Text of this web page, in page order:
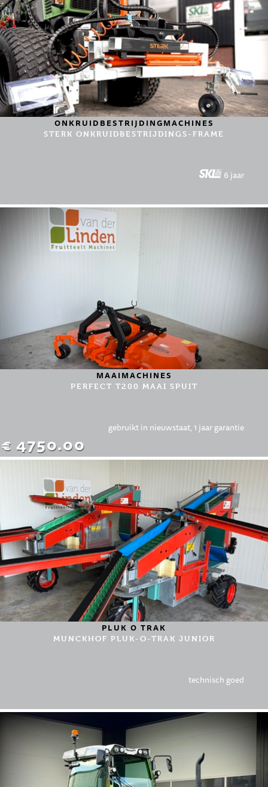
ONKRUIDBESTRIJDINGMACHINES
STERK ONKRUIDBESTRIJDINGS-FRAME
6 jaar
MAAIMACHINES
PERFECT T200 MAAI SPUIT
€ 4750.00
gebruikt in nieuwstaat, 1 jaar garantie
PLUK O TRAK
MUNCKHOF PLUK-O-TRAK JUNIOR
technisch goed